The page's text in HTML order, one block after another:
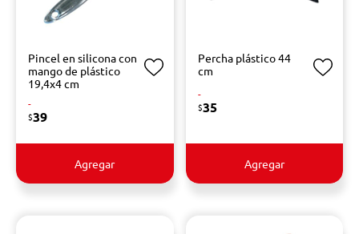
Pincel en silicona con
mango de plástico
19,4x4 cm
-
$39
Agregar
Percha plástico 44
cm
-
$35
Agregar